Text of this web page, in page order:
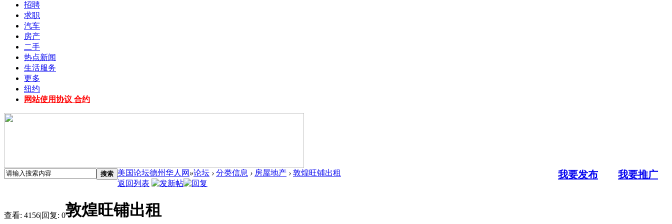
招聘
求职
汽车
房产
二手
热点新闻
生活服务
更多
纽约
网站使用协议 合约
搜索 我要发布 我要推广
美国论坛德州华人网 »论坛 › 分类信息 › 房屋地产 › 敦煌旺铺出租
返回列表
查看: 4156|回复: 0敦煌旺铺出租